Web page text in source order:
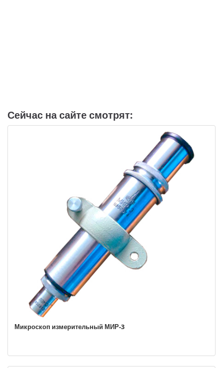
Сейчас на сайте смотрят:
Микроскоп измерительный МИР-3